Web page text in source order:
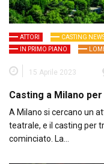
ATTORI CASTING
IN PRIMO PIANO
15 Aprile 2023
Casting a Milano
A Milano si cercano un
teatrale, e il casting per
cominciato. La…